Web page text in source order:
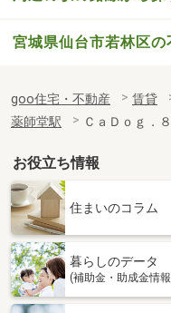
宮城県仙台市若林区の
goo住宅・不動産 賃貸
薬師堂駅
ＣａＤｏｇ．
お役立ち情報
住まいのコラム
暮らしのデータ
(補助金・助成金情